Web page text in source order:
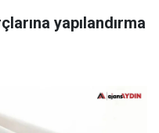
yapılandırma